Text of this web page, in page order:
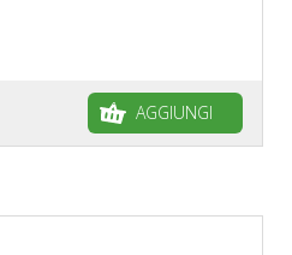
AGGIUNGI